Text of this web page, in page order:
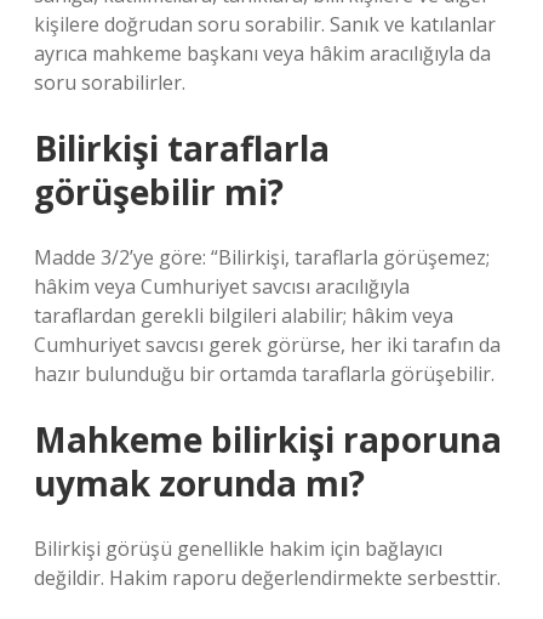
kişilere doğrudan soru sorabilir. Sanık ve katılanlar
ayrıca mahkeme başkanı veya hâkim aracılığıyla da
soru sorabilirler.
Bilirkişi taraflarla
görüşebilir mi?
Madde 3/2’ye göre: “Bilirkişi, taraflarla görüşemez;
hâkim veya Cumhuriyet savcısı aracılığıyla
taraflardan gerekli bilgileri alabilir; hâkim veya
Cumhuriyet savcısı gerek görürse, her iki tarafın da
hazır bulunduğu bir ortamda taraflarla görüşebilir.
Mahkeme bilirkişi raporuna
uymak zorunda mı?
Bilirkişi görüşü genellikle hakim için bağlayıcı
değildir. Hakim raporu değerlendirmekte serbesttir.